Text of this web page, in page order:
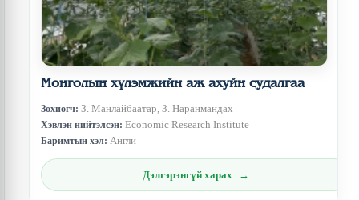
Монголын хүлэмжийн аж ахуйн судалгаа
Зохиогч: З. Манлайбаатар, З. Наранмандах
Хэвлэн нийтэлсэн: Economic Research Institute
Баримтын хэл: Англи
Дэлгэрэнгүй харах